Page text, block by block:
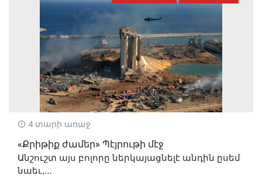
4 տարի առաջ
«Քրիթիք ժամեր» Պէյրութի մէջ
Անշուշտ այս բոլորը ներկայացնելէ անդին ըսեմ
նաեւ,...